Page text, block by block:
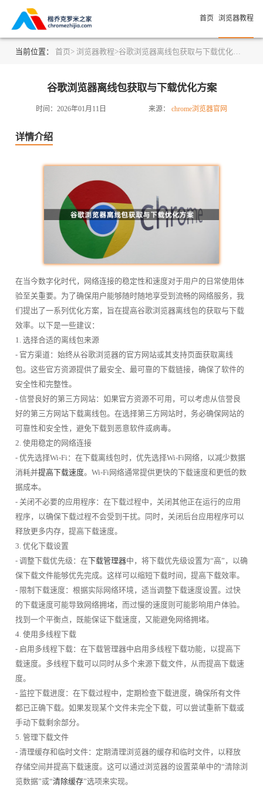
首页 浏览器教程
当前位置： 首页> 浏览器教程>谷歌浏览器离线包获取与下载优化方案
谷歌浏览器离线包获取与下载优化方案
时间：2026年01月11日 来源： chrome浏览器官网
详情介绍
在当今数字化时代，网络连接的稳定性和速度对于用户的日常使用体
验至关重要。为了确保用户能够随时随地享受到流畅的网络服务，我
们提出了一系列优化方案，旨在提高谷歌浏览器离线包的获取与下载
效率。以下是一些建议：
1. 选择合适的离线包来源
- 官方渠道：始终从谷歌浏览器的官方网站或其支持页面获取离线
包。这些官方资源提供了最安全、最可靠的下载链接，确保了软件的
安全性和完整性。
- 信誉良好的第三方网站：如果官方资源不可用，可以考虑从信誉良
好的第三方网站下载离线包。在选择第三方网站时，务必确保网站的
可靠性和安全性，避免下载到恶意软件或病毒。
2. 使用稳定的网络连接
- 优先选择Wi-Fi：在下载离线包时，优先选择Wi-Fi网络，以减少数据
消耗并提高下载速度。Wi-Fi网络通常提供更快的下载速度和更低的数
据成本。
- 关闭不必要的应用程序：在下载过程中，关闭其他正在运行的应用
程序，以确保下载过程不会受到干扰。同时，关闭后台应用程序可以
释放更多内存，提高下载速度。
3. 优化下载设置
- 调整下载优先级：在下载管理器中，将下载优先级设置为“高”，以确
保下载文件能够优先完成。这样可以缩短下载时间，提高下载效率。
- 限制下载速度：根据实际网络环境，适当调整下载速度设置。过快
的下载速度可能导致网络拥堵，而过慢的速度则可能影响用户体验。
找到一个平衡点，既能保证下载速度，又能避免网络拥堵。
4. 使用多线程下载
- 启用多线程下载：在下载管理器中启用多线程下载功能，以提高下
载速度。多线程下载可以同时从多个来源下载文件，从而提高下载速
度。
- 监控下载进度：在下载过程中，定期检查下载进度，确保所有文件
都已正确下载。如果发现某个文件未完全下载，可以尝试重新下载或
手动下载剩余部分。
5. 管理下载文件
- 清理缓存和临时文件：定期清理浏览器的缓存和临时文件，以释放
存储空间并提高下载速度。这可以通过浏览器的设置菜单中的“清除浏
览数据”或“清除缓存”选项来实现。